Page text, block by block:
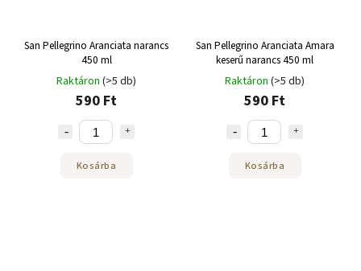
San Pellegrino Aranciata narancs
450 ml
Raktáron (>5 db)
590 Ft
Kosárba
San Pellegrino Aranciata Amara
keserű narancs 450 ml
Raktáron (>5 db)
590 Ft
Kosárba